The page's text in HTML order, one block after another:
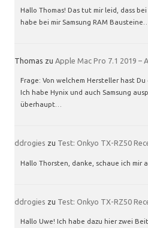
Hallo Thomas! Das tut mir leid, dass
habe bei mir Samsung RAM Bausteine…
Thomas zu Apple Mac Pro 7.1 2019 –
Frage: Von welchem Hersteller hast
Ich habe Hynix und auch Samsung
überhaupt…
ddrogies zu Test: Onkyo TX-RZ50
Hallo Thorsten, danke, schaue ich mir
ddrogies zu Test: Onkyo TX-RZ50
Hallo Uwe! Ich habe dazu hier zwei